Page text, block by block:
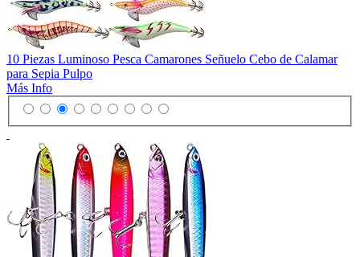
10 Piezas Luminoso Pesca Camarones Señuelo Cebo de Calamar
para Sepia Pulpo
Más Info